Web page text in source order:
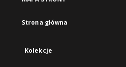
Strona główna
Kolekcje